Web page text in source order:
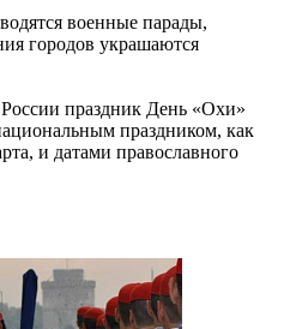
военные парады,
городов украшаются
праздник День «Охи»
праздником, как
и датами православного